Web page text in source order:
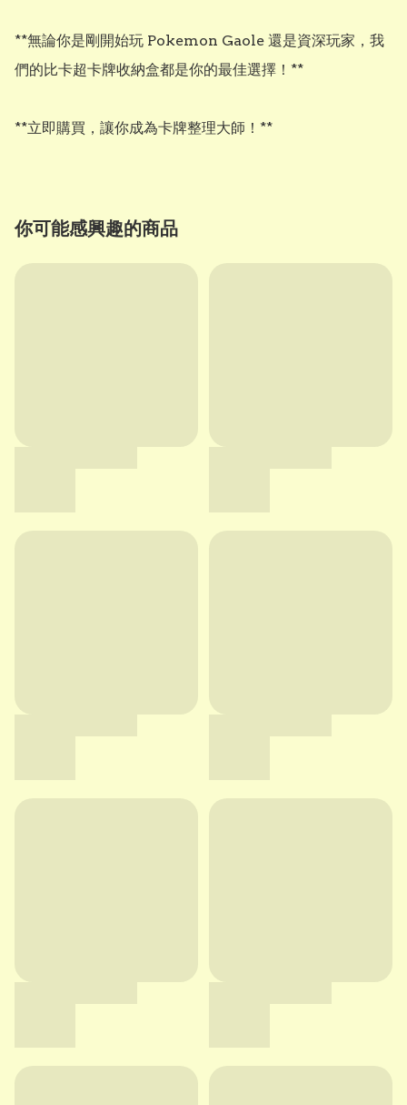
**無論你是剛開始玩 Pokemon Gaole 還是資深玩家，我
們的比卡超卡牌收納盒都是你的最佳選擇！**
**立即購買，讓你成為卡牌整理大師！**
你可能感興趣的商品